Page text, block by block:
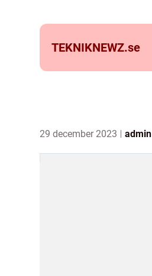
TEKNIKNEWZ.se
29 december 2023 admin